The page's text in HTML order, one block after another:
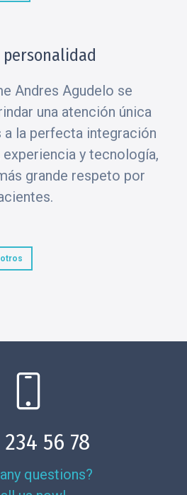
Andres Agudelo se
una atención única
a la perfecta integración
y tecnología,
grande respeto por
56 78
questions?